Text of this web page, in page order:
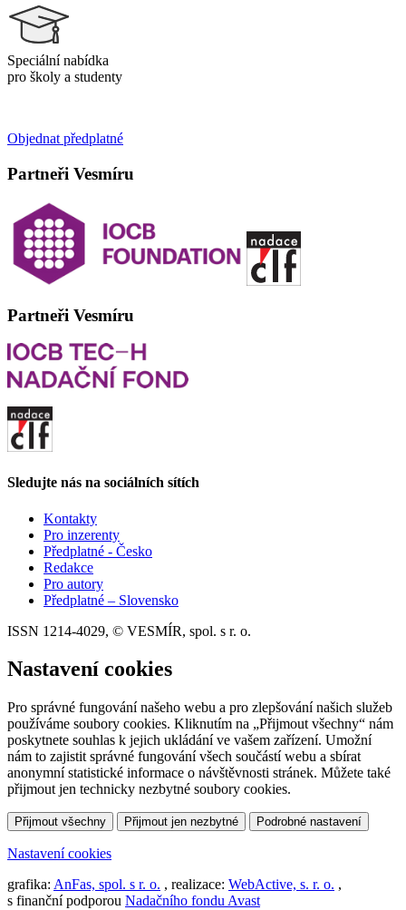
Speciální nabídka
pro školy a studenty
Objednat předplatné
Partneři Vesmíru
Partneři Vesmíru
Sledujte nás na sociálních sítích
Kontakty
Pro inzerenty
Předplatné - Česko
Redakce
Pro autory
Předplatné – Slovensko
ISSN 1214-4029, © VESMÍR, spol. s r. o.
Nastavení cookies
Pro správné fungování našeho webu a pro zlepšování našich služeb
používáme soubory cookies. Kliknutím na „Přijmout všechny“ nám
poskytnete souhlas k jejich ukládání ve vašem zařízení. Umožní
nám to zajistit správné fungování všech součástí webu a sbírat
anonymní statistické informace o návštěvnosti stránek. Můžete také
přijmout jen technicky nezbytné soubory cookies.
Přijmout všechny Přijmout jen nezbytné Podrobné nastavení
Nastavení cookies
grafika: AnFas, spol. s r. o. , realizace: WebActive, s. r. o. ,
s finanční podporou Nadačního fondu Avast